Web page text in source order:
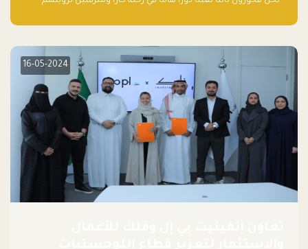
جيدًا لكوكبنا فحسب، بل إنه جيد أيضًا للأعمال”.
16-05-2024